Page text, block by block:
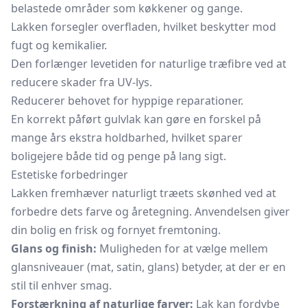
belastede områder som køkkener og gange.
Lakken forsegler overfladen, hvilket beskytter mod
fugt og kemikalier.
Den forlænger levetiden for naturlige træfibre ved at
reducere skader fra UV-lys.
Reducerer behovet for hyppige reparationer.
En korrekt påført gulvlak kan gøre en forskel på
mange års ekstra holdbarhed, hvilket sparer
boligejere både tid og penge på lang sigt.
Estetiske forbedringer
Lakken fremhæver naturligt træets skønhed ved at
forbedre dets farve og åretegning. Anvendelsen giver
din bolig en frisk og fornyet fremtoning.
Glans og finish: Muligheden for at vælge mellem
glansniveauer (mat, satin, glans) betyder, at der er en
stil til enhver smag.
Forstærkning af naturlige farver: Lak kan fordybe